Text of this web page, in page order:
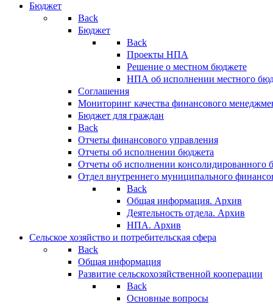
Бюджет
Back
Бюджет
Back
Проекты НПА
Решение о местном бюджете
НПА об исполнении местного
Соглашения
Мониторинг качества финансового
Бюджет для граждан
Back
Отчеты финансового управления
Отчеты об исполнении бюджета
Отчеты об исполнении консолидированного
Отдел внутреннего муниципального
Back
Общая информация. Архив
Деятельность отдела. Архив
НПА. Архив
Сельское хозяйство и потребительская сфера
Back
Общая информация
Развитие сельскохозяйственной кооперации
Back
Основные вопросы